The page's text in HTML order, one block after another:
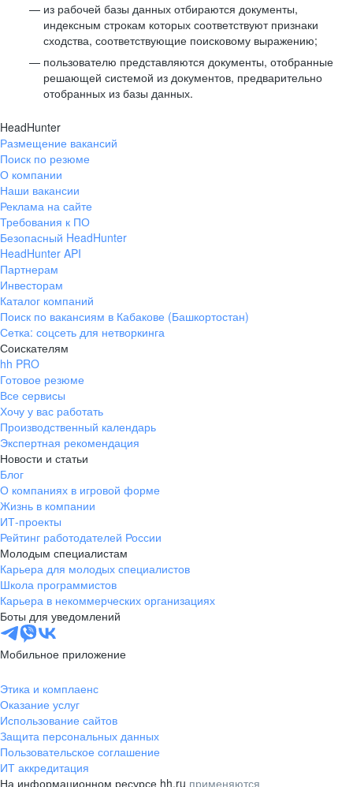
из рабочей базы данных отбираются документы,
индексным строкам которых соответствуют признаки
сходства, соответствующие поисковому выражению;
пользователю представляются документы, отобранные
решающей системой из документов, предварительно
отобранных из базы данных.
HeadHunter
Размещение вакансий
Поиск по резюме
О компании
Наши вакансии
Реклама на сайте
Требования к ПО
Безопасный HeadHunter
HeadHunter API
Партнерам
Инвесторам
Каталог компаний
Поиск по вакансиям в Кабакове (Башкортостан)
Сетка: соцсеть для нетворкинга
Соискателям
hh PRO
Готовое резюме
Все сервисы
Хочу у вас работать
Производственный календарь
Экспертная рекомендация
Новости и статьи
Блог
О компаниях в игровой форме
Жизнь в компании
ИТ-проекты
Рейтинг работодателей России
Молодым специалистам
Карьера для молодых специалистов
Школа программистов
Карьера в некоммерческих организациях
Боты для уведомлений
Мобильное приложение
Этика и комплаенс
Оказание услуг
Использование сайтов
Защита персональных данных
Пользовательское соглашение
ИТ аккредитация
На информационном ресурсе hh.ru применяются